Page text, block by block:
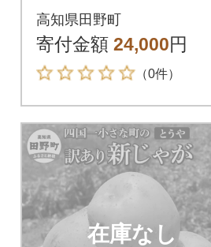
和6年産新じゃがいも
『とうや』 20kg
高知県田野町
寄付金額 24,000円
（0件）
在庫なし